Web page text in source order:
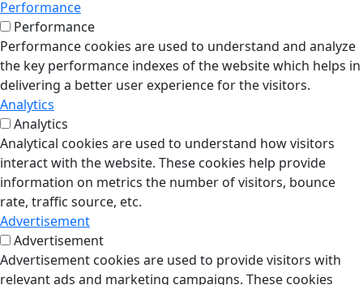
Performance
Performance
Performance cookies are used to understand and analyze
the key performance indexes of the website which helps in
delivering a better user experience for the visitors.
Analytics
Analytics
Analytical cookies are used to understand how visitors
interact with the website. These cookies help provide
information on metrics the number of visitors, bounce
rate, traffic source, etc.
Advertisement
Advertisement
Advertisement cookies are used to provide visitors with
relevant ads and marketing campaigns. These cookies